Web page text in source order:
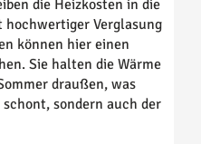
die Heizkosten in die
hochwertiger Verglasung
können hier einen
Sie halten die Wärme
draußen, was
sondern auch der